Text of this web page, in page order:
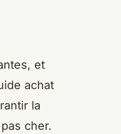
et
achat
la
cher.